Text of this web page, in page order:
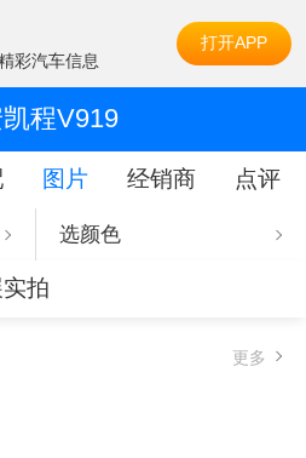
彩汽车信息
打开APP
程V919
图片 经销商 点评
选颜色
拍
更多